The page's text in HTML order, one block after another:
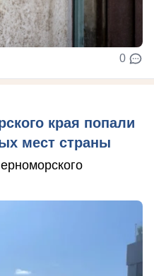
0
края попали
мест страны